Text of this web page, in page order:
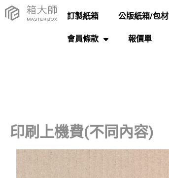
訂製紙箱 公版紙箱/包材
會員條款 報價單
印刷上機費(不同內容)